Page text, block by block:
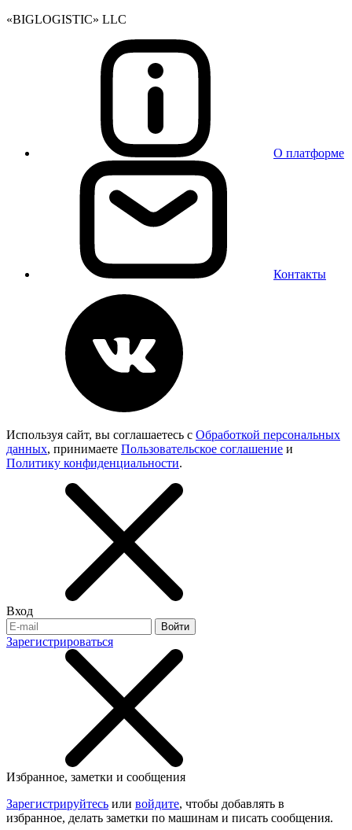
«BIGLOGISTIC» LLC
О платформе
Контакты
Используя сайт, вы соглашаетесь с Обработкой персональных
данных, принимаете Пользовательское соглашение и
Политику конфиденциальности.
Вход
Войти
Зарегистрироваться
Избранное, заметки и сообщения
Зарегистрируйтесь или войдите, чтобы добавлять в
избранное, делать заметки по машинам и писать сообщения.